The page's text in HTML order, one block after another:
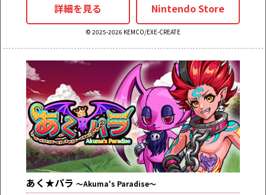
詳細を見る Nintendo Store
© 2025-2026 KEMCO/EXE-CREATE
あく★パラ ～Akuma's Paradise～